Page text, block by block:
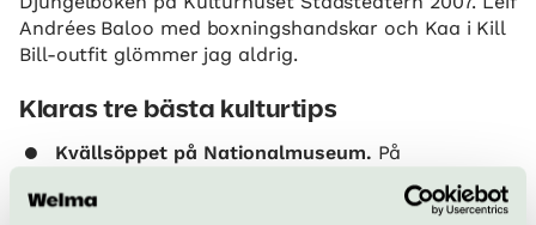
Andrées Baloo med boxningshandskar och Kaa i Kill
Bill-outfit glömmer jag aldrig.
Klaras tre bästa kulturtips
Kvällsöppet på Nationalmuseum. På
extra länge och det är helt fri entré mellan kl.